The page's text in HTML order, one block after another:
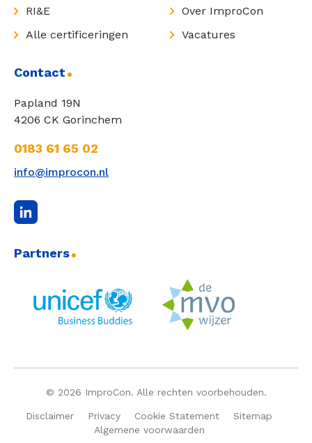
RI&E
Alle certificeringen
Over ImproCon
Vacatures
Contact
Papland 19N
4206 CK Gorinchem
0183 61 65 02
info@improcon.nl
Partners
© 2026 ImproCon. Alle rechten voorbehouden.
Disclaimer Privacy Cookie Statement
Sitemap
Algemene voorwaarden